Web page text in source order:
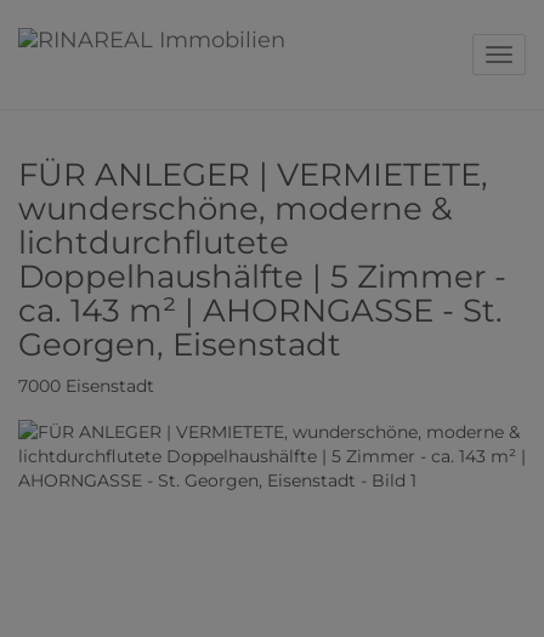
FÜR ANLEGER | VERMIETETE,
wunderschöne, moderne &
lichtdurchflutete
Doppelhaushälfte | 5 Zimmer -
ca. 143 m² | AHORNGASSE - St.
Georgen, Eisenstadt
7000 Eisenstadt